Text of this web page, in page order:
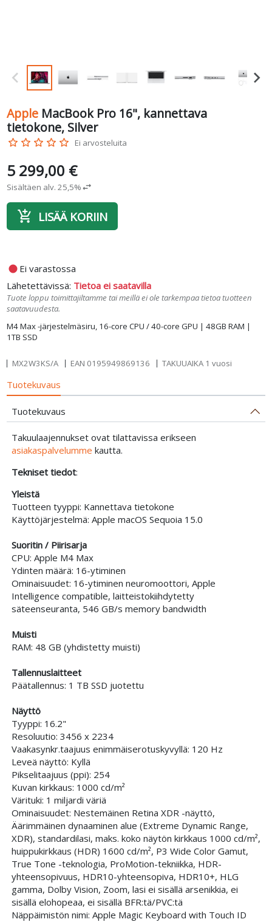
Apple MacBook Pro 16", kannettava
tietokone, Silver
star_border star_border star_border star_border star_border Ei arvosteluita
M4 Max -järjestelmäsiru, 16-core CPU / 40-core GPU | 48GB RAM |
1TB SSD
5 299,00 €
Sisältäen alv. 25,5%swap_horiz
add_shopping_cart LISÄÄ KORIIN
fiber_manual_record Ei varastossa
Lähetettävissä: Tietoa ei saatavilla
Tuote loppu toimittajiltamme tai meillä ei ole tarkempaa tietoa tuotteen
saatavuudesta.
MX2W3KS/A EAN 0195949869136 TAKUUAIKA 1 vuosi
Tuotekuvaus
Tuotekuvaus
Takuulaajennukset ovat tilattavissa erikseen
asiakaspalvelumme kautta.
Tekniset tiedot:
Yleistä
Tuotteen tyyppi: Kannettava tietokone
Käyttöjärjestelmä: Apple macOS Sequoia 15.0
Suoritin / Piirisarja
CPU: Apple M4 Max
Ydinten määrä: 16-ytiminen
Ominaisuudet: 16-ytiminen neuromoottori, Apple
Intelligence compatible, laitteistokiihdytetty
säteenseuranta, 546 GB/s memory bandwidth
Muisti
RAM: 48 GB (yhdistetty muisti)
Tallennuslaitteet
Päätallennus: 1 TB SSD juotettu
Näyttö
Tyyppi: 16.2"
Resoluutio: 3456 x 2234
Vaakasynkr.taajuus enimmäiserotuskyvyllä: 120 Hz
Leveä näyttö: Kyllä
Pikselitaajuus (ppi): 254
Kuvan kirkkaus: 1000 cd/m²
Värituki: 1 miljardi väriä
Ominaisuudet: Nestemäinen Retina XDR -näyttö,
Äärimmäinen dynaaminen alue (Extreme Dynamic Range,
XDR), standardilasi, maks. koko näytön kirkkaus 1000 cd/m²,
huippukirkkaus (HDR) 1600 cd/m², P3 Wide Color Gamut,
True Tone -teknologia, ProMotion-tekniikka, HDR-
yhteensopivuus, HDR10-yhteensopiva, HDR10+, HLG
gamma, Dolby Vision, Zoom, lasi ei sisällä arsenikkia, ei
sisällä elohopeaa, ei sisällä BFR:tä/PVC:tä
Näppäimistön nimi: Apple Magic Keyboard with Touch ID